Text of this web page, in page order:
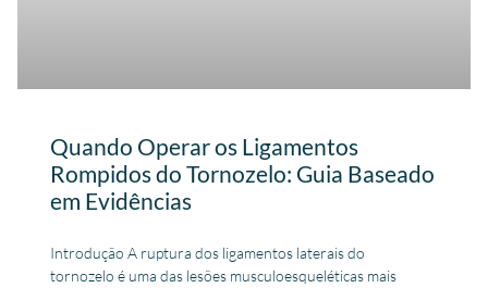
Quando Operar os Ligamentos
Rompidos do Tornozelo: Guia Baseado
em Evidências
Introdução A ruptura dos ligamentos laterais do
tornozelo é uma das lesões musculoesqueléticas mais